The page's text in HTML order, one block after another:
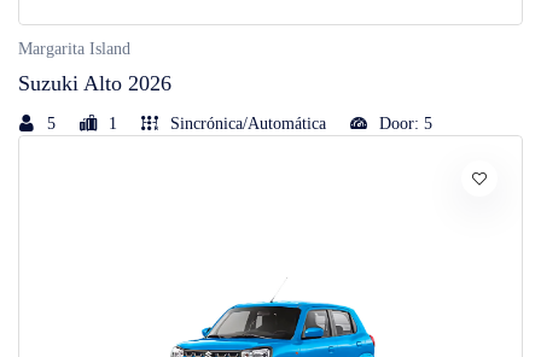
Margarita Island
Suzuki Alto 2026
5 1 Sincrónica/Automática Door: 5